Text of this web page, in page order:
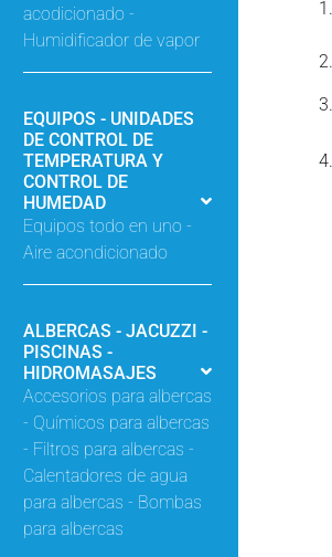
acodicionado -
Humidificador de vapor
EQUIPOS - UNIDADES
DE CONTROL DE
TEMPERATURA Y
CONTROL DE
HUMEDAD
Equipos todo en uno -
Aire acondicionado
ALBERCAS - JACUZZI -
PISCINAS -
HIDROMASAJES
Accesorios para albercas
- Químicos para albercas
- Filtros para albercas -
Calentadores de agua
para albercas - Bombas
para albercas